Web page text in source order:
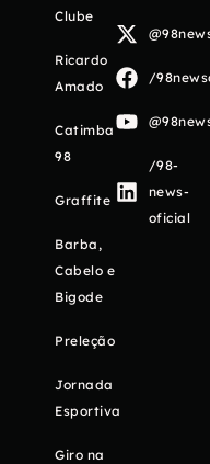
Clube
Ricardo
Amado
Catimba
98
Graffite
Barba,
Cabelo e
Bigode
Preleção
Jornada
Esportiva
Giro na
/
/98-
news-
oficial